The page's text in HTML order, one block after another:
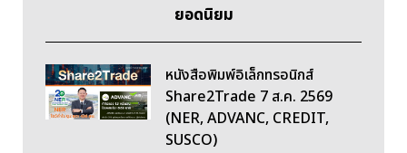
ยอดนิยม
หนังสือพิมพ์อิเล็กทรอนิกส์
Share2Trade 7 ส.ค. 2569
(NER, ADVANC, CREDIT,
SUSCO)